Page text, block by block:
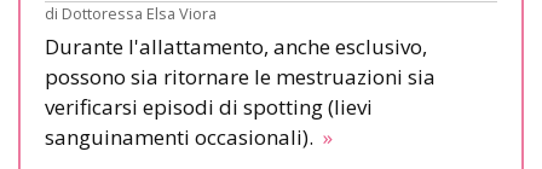
di Dottoressa Elsa Viora
Durante l'allattamento, anche esclusivo,
possono sia ritornare le mestruazioni sia
verificarsi episodi di spotting (lievi
sanguinamenti occasionali). »